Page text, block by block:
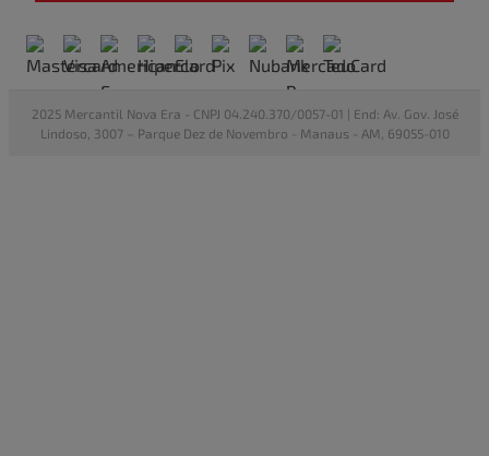
2025 Mercantil Nova Era - CNPJ 04.240.370/0057-01 | End: Av. Gov. José
Lindoso, 3007 – Parque Dez de Novembro - Manaus - AM, 69055-010